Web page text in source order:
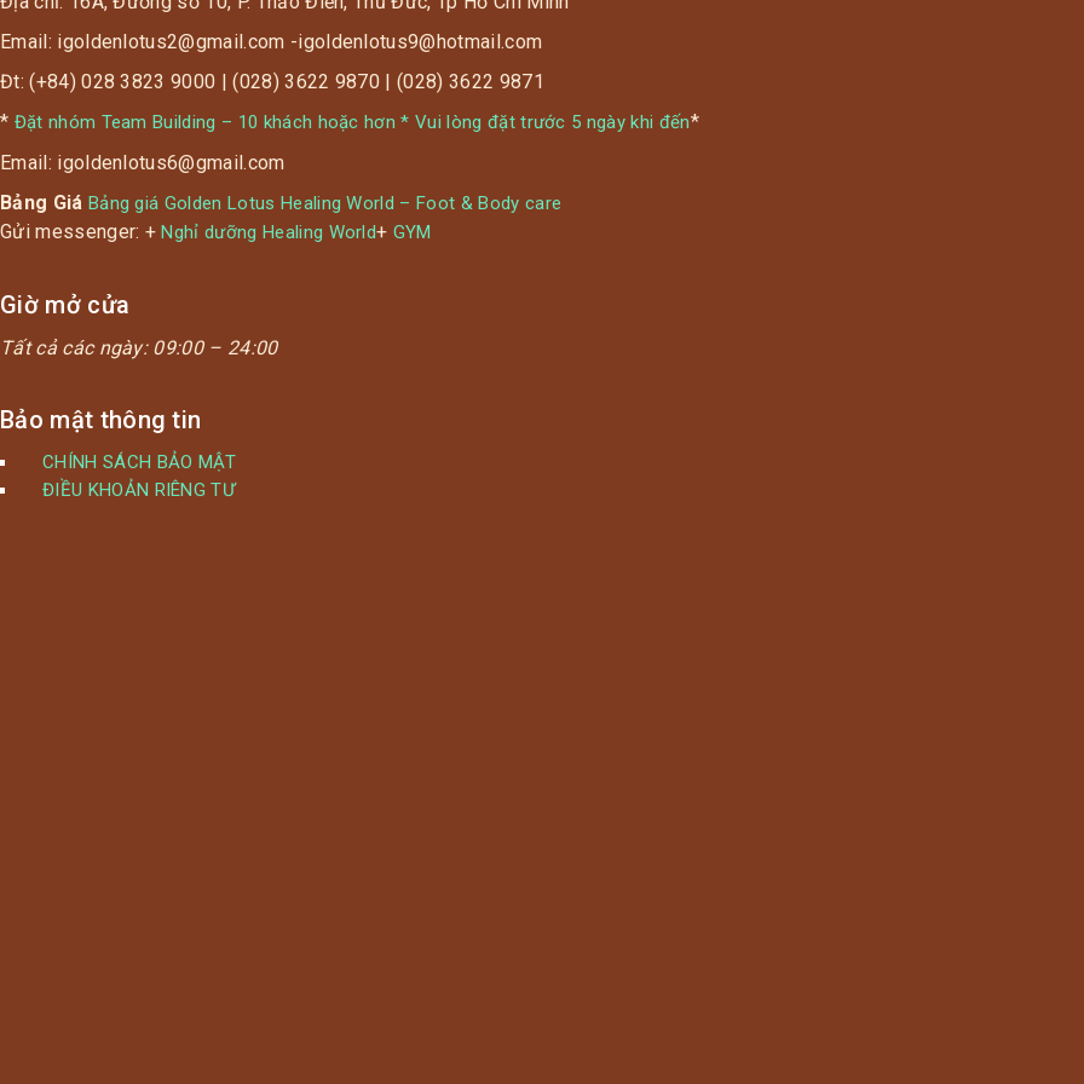
• 20h ~ 23h: 190k (giá gốc 335k – off 43%)
1.2m)
Đem theo CMND/CCCD để chứng thực độ tuổi (sn từ
2004 trở về trước)
công khai.
Email: igoldenlotus2@gmail.com -igoldenlotus9@hotmail.com
Đt: (+84) 028 3823 9000 | (028) 3622 9870 | (028) 3622 9871
* Đặt nhóm Team Building – 10 khách hoặc hơn * Vui lòng đặt trước 5 ngày khi đến*
Email: igoldenlotus6@gmail.com
Bảng Giá Bảng giá Golden Lotus Healing World – Foot & Body care
Gửi messenger: +Nghỉ dưỡng Healing World+ GYM
Giờ mở cửa
Tất cả các ngày: 09:00 – 24:00
Bảo mật thông tin
CHÍNH SÁCH BẢO MẬT
ĐIỀU KHOẢN RIÊNG TƯ